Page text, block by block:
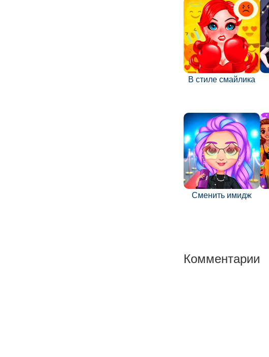
В стиле смайлика
Сменить имидж
Комментарии